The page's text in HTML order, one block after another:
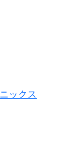
ックス